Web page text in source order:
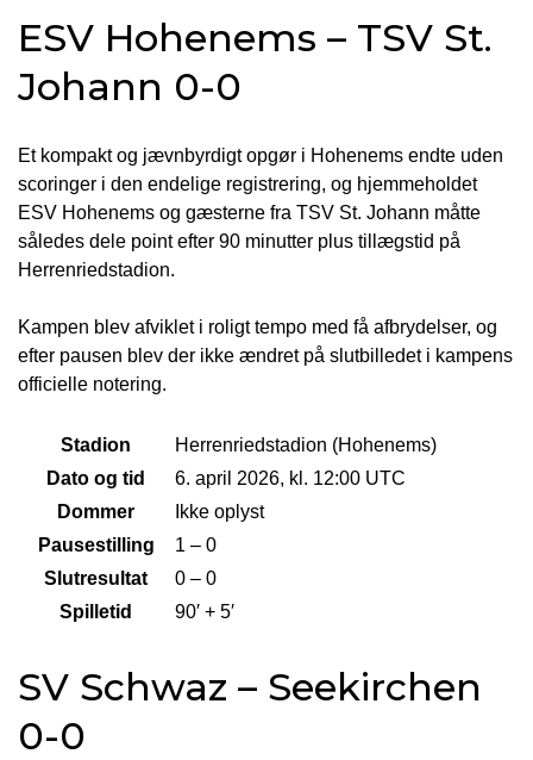
ESV Hohenems – TSV St.
Johann 0-0
Et kompakt og jævnbyrdigt opgør i Hohenems endte uden
scoringer i den endelige registrering, og hjemmeholdet
ESV Hohenems og gæsterne fra TSV St. Johann måtte
således dele point efter 90 minutter plus tillægstid på
Herrenriedstadion.
Kampen blev afviklet i roligt tempo med få afbrydelser, og
efter pausen blev der ikke ændret på slutbilledet i kampens
officielle notering.
Stadion
Herrenriedstadion (Hohenems)
Dato og tid
6. april 2026, kl. 12:00 UTC
Dommer
Ikke oplyst
Pausestilling
1 – 0
Slutresultat
0 – 0
Spilletid
90′ + 5′
SV Schwaz – Seekirchen
0-0